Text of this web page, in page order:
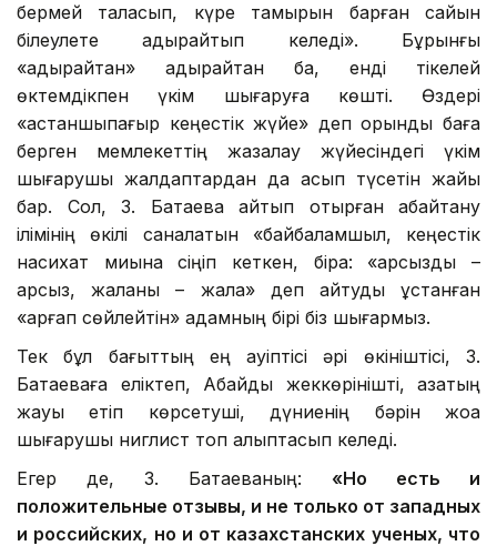
бермей таласып, күре тамырын барған сайын
білеулете адырайтып келеді». Бұрынғы
«адырайтқан» адырайтқан ба, енді тікелей
өктемдікпен үкім шығаруға көшті. Өздері
«қастаншықпағыр кеңестік жүйе» деп орынды баға
берген мемлекеттің жазалау жүйесіндегі үкім
шығарушы жалдаптардан да асып түсетін жайы
бар. Сол, З. Батаева айтып отырған абайтану
ілімінің өкілі саналатын «байбаламшыл, кеңестік
насихат миына сіңіп кеткен, бірақ: «арсызды –
арсыз, жаланы – жала» деп айтуды ұстанған
«қарғап сөйлейтін» адамның бірі біз шығармыз.
Тек бұл бағыттың ең қауіптісі әрі өкініштісі, З.
Батаеваға еліктеп, Абайды жеккөрінішті, қазақтың
жауы етіп көрсетуші, дүниенің бәрін жоққа
шығарушы ниглист топ қалыптасып келеді.
Егер де, З. Батаеваның: «Но есть и
положительные отзывы, и не только от западных
и российских, но и от казахстанских ученых, что